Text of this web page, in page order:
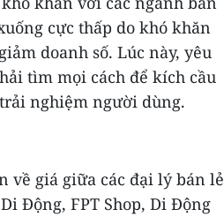
cực thấp do khó khăn
doanh số. Lúc này, yêu
tìm mọi cách để kích cầu
nghiệm người dùng.
về giá giữa các đại lý bán lẻ
Động, FPT Shop, Di Động